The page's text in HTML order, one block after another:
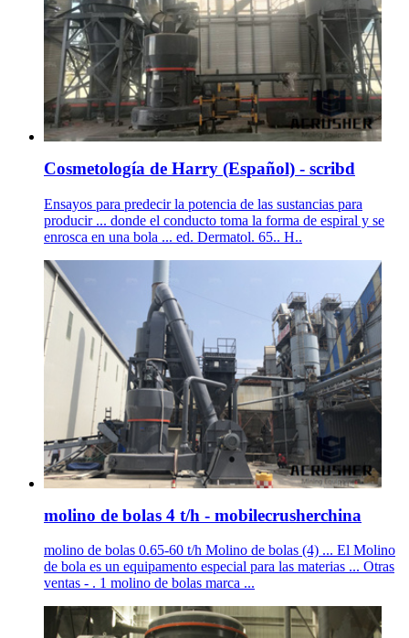
Cosmetología de Harry (Español) - scribd
Ensayos para predecir la potencia de las sustancias para
producir ... donde el conducto toma la forma de espiral y se
enrosca en una bola ... ed. Dermatol. 65.. H..
molino de bolas 4 t/h - mobilecrusherchina
molino de bolas 0.65-60 t/h Molino de bolas (4) ... El Molino
de bola es un equipamento especial para las materias ... Otras
ventas - . 1 molino de bolas marca ...